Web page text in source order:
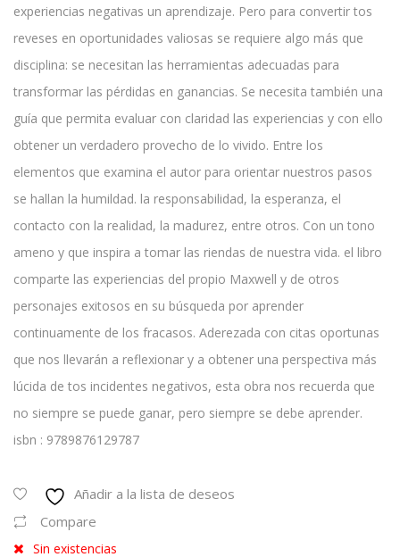
experiencias negativas un aprendizaje. Pero para convertir tos
reveses en oportunidades valiosas se requiere algo más que
disciplina: se necesitan las herramientas adecuadas para
transformar las pérdidas en ganancias. Se necesita también una
guía que permita evaluar con claridad las experiencias y con ello
obtener un verdadero provecho de lo vivido. Entre los
elementos que examina el autor para orientar nuestros pasos
se hallan la humildad. la responsabilidad, la esperanza, el
contacto con la realidad, la madurez, entre otros. Con un tono
ameno y que inspira a tomar las riendas de nuestra vida. el libro
comparte las experiencias del propio Maxwell y de otros
personajes exitosos en su búsqueda por aprender
continuamente de los fracasos. Aderezada con citas oportunas
que nos llevarán a reflexionar y a obtener una perspectiva más
lúcida de tos incidentes negativos, esta obra nos recuerda que
no siempre se puede ganar, pero siempre se debe aprender.
isbn : 9789876129787
Añadir a la lista de deseos
Compare
Sin existencias